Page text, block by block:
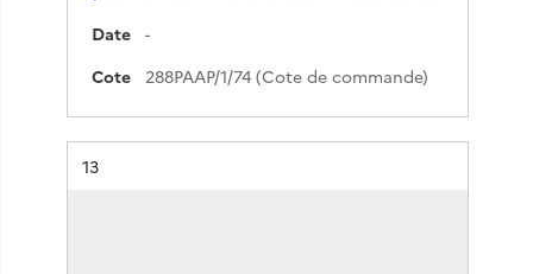
Date
-
Cote
288PAAP/1/74 (Cote de commande)
Résultat n°
13